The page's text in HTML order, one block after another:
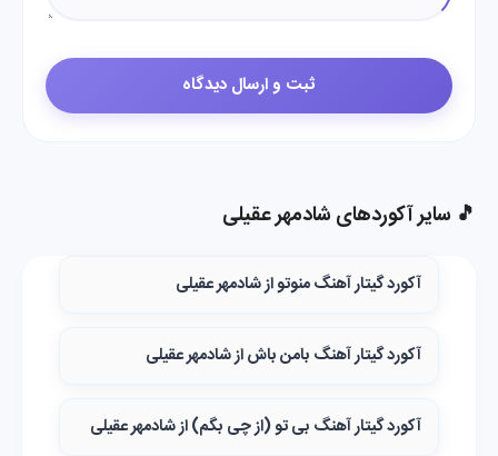
🎵 سایر آکوردهای شادمهر عقیلی
آکورد گیتار آهنگ منوتو از شادمهر عقیلی
آکورد گیتار آهنگ بامن باش از شادمهر عقیلی
آکورد گیتار آهنگ بی تو (از چی بگم) از شادمهر عقیلی